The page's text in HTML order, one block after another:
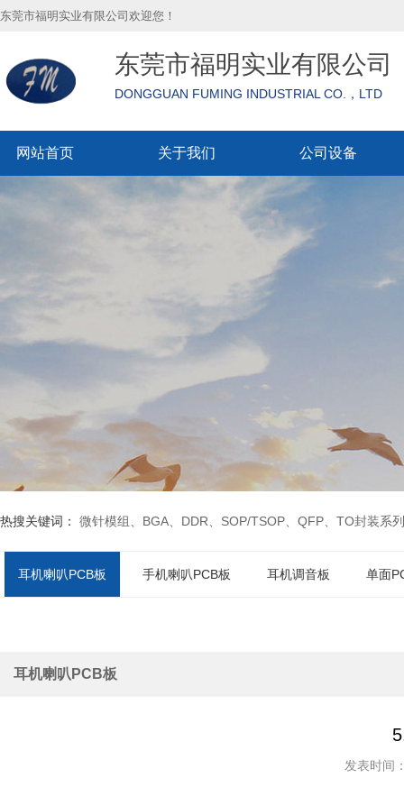
东莞市福明实业有限公司欢迎您！
东莞市福明实业有限公司
DONGGUAN FUMING INDUSTRIAL CO.，LTD
网站首页 关于我们 公司设备
热搜关键词： 微针模组、BGA、DDR、SOP/TSOP、QFP、TO封装系列
耳机喇叭PCB板 手机喇叭PCB板 耳机调音板 单面
耳机喇叭PCB板
发表时间